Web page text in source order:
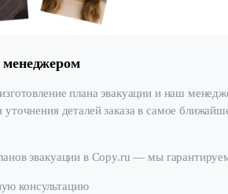
менеджером
плана эвакуации и наш
уточнения деталей заказа в самое
эвакуации в Copy.ru — мы
консультацию